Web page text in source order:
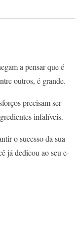
a pensar que é
outros, é grande.
precisam ser
infalíveis.
o sucesso da sua
já dedicou ao seu e-